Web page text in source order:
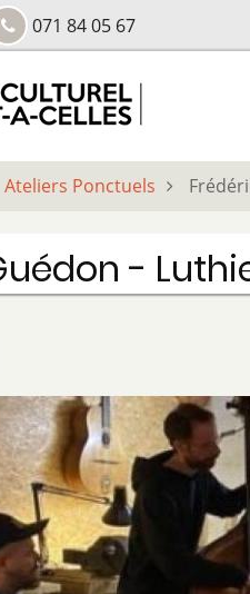
071 84 05 67
Ateliers Ponctuels
-